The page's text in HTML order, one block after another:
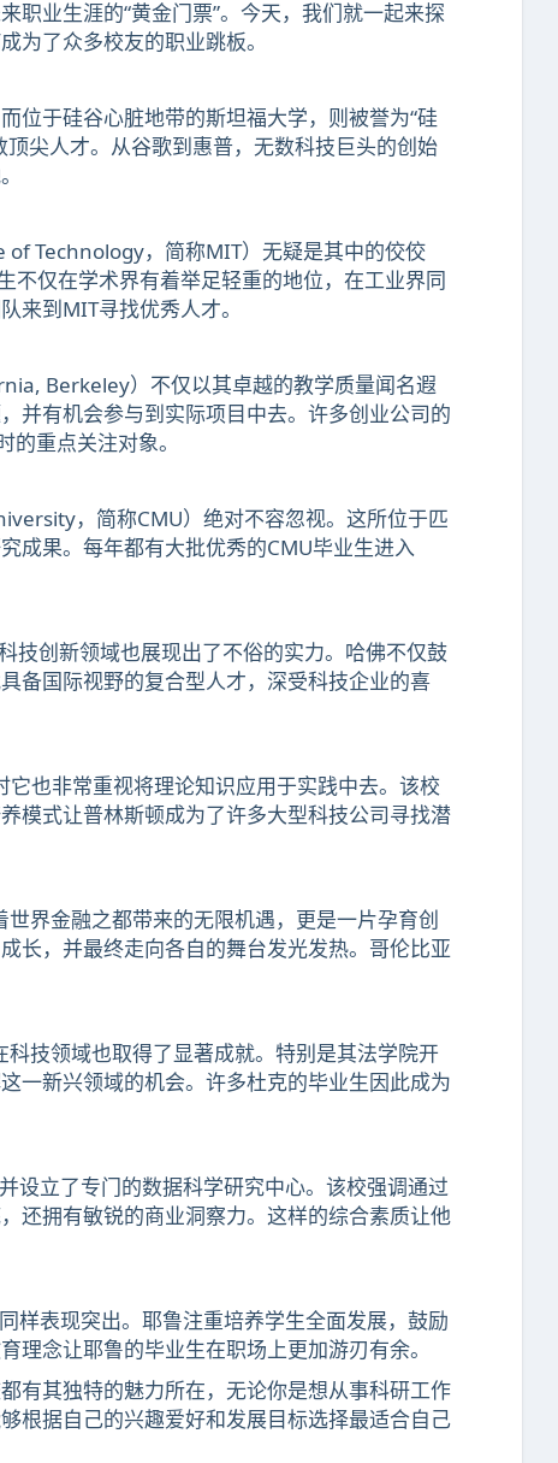
职业生涯的“黄金门票”。今天，我们就一起来探
为了众多校友的职业跳板。
于硅谷心脏地带的斯坦福大学，则被誉为“硅
尖人才。从谷歌到惠普，无数科技巨头的创始
Technology，简称MIT）无疑是其中的佼佼
不仅在学术界有着举足轻重的地位，在工业界同
来到MIT寻找优秀人才。
Berkeley）不仅以其卓越的教学质量闻名遐
并有机会参与到实际项目中去。许多创业公司的
重点关注对象。
，简称CMU）绝对不容忽视。这所位于匹
成果。每年都有大批优秀的CMU毕业生进入
创新领域也展现出了不俗的实力。哈佛不仅鼓
备国际视野的复合型人才，深受科技企业的喜
也非常重视将理论知识应用于实践中去。该校
模式让普林斯顿成为了许多大型科技公司寻找潜
界金融之都带来的无限机遇，更是一片孕育创
长，并最终走向各自的舞台发光发热。哥伦比亚
技领域也取得了显著成就。特别是其法学院开
一新兴领域的机会。许多杜克的毕业生因此成为
设立了专门的数据科学研究中心。该校强调通过
还拥有敏锐的商业洞察力。这样的综合素质让他
样表现突出。耶鲁注重培养学生全面发展，鼓励
念让耶鲁的毕业生在职场上更加游刃有余。
有其独特的魅力所在，无论你是想从事科研工作
根据自己的兴趣爱好和发展目标选择最适合自己